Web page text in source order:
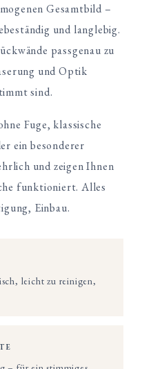
Gesamtbild –
und langlebig.
passgenau zu
und Optik
sind.
Fuge, klassische
ein besonderer
und zeigen Ihnen
funktioniert. Alles
Einbau.
leicht zu reinigen,